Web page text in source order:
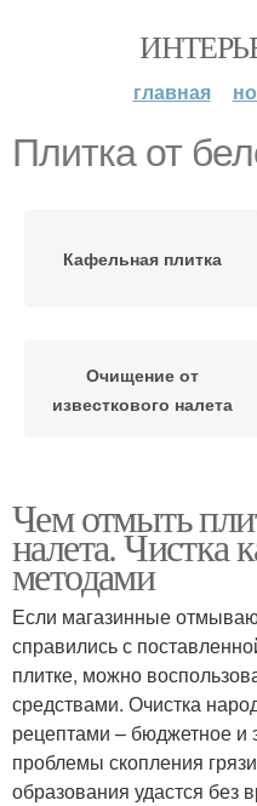
главная
Плитка от
Кафельная плитка
Очищение от
известкового налета
Чем отмыть
налета. Чистка
методами
Если магазинные
справились с
плитке, можно
средствами. Очистка
рецептами – бюджетное
проблемы скопления
образования удастся без